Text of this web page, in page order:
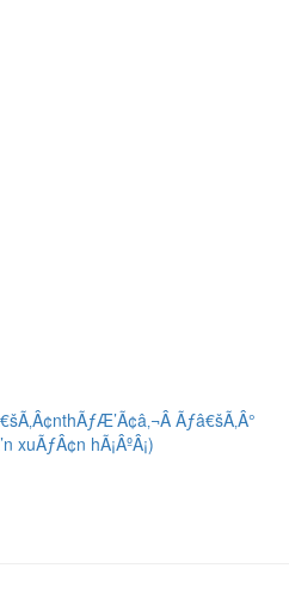
Ãƒâ€šÃ‚Â°
xuÃƒÂ¢n hÃ¡ÂºÂ¡)